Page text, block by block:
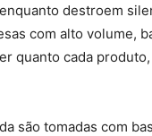
destroem
com alto volume,
quanto cada
são tomadas com